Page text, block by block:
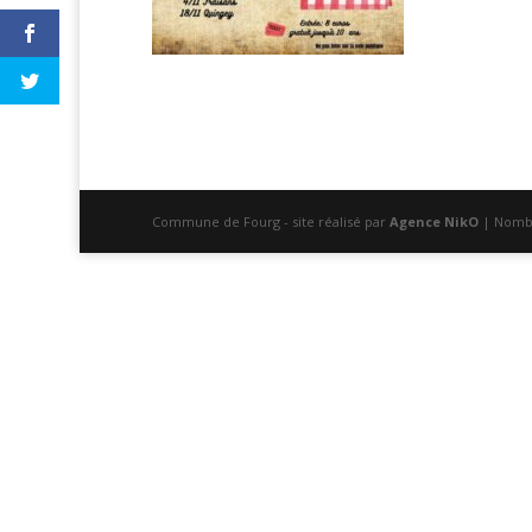
Commune de Fourg - site réalisé par Agence NikO|